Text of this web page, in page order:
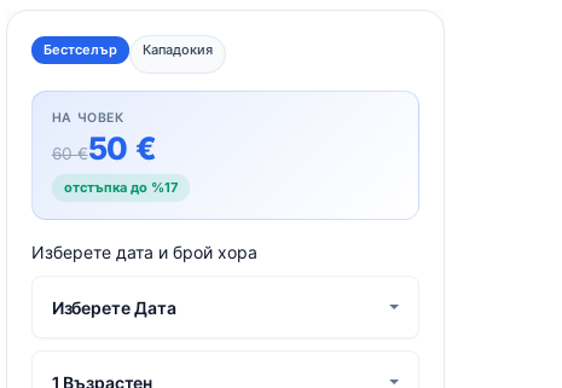
Бестселър Кападокия
НА ЧОВЕК
60 €50 €
отстъпка до %17
Изберете дата и брой хора
Изберете Дата
1 Възрастен